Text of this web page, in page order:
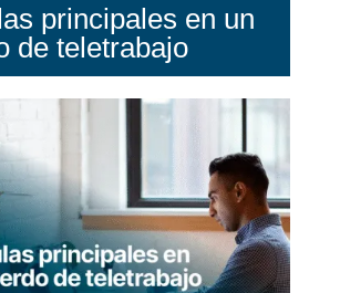
principales en un
de teletrabajo